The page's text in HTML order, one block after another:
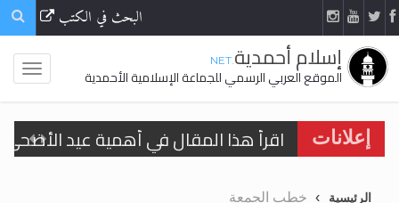
البحث في الكتب
إسلام أحمدية.NET
الموقع العربي الرسمي للجماعة الإسلامية الأحمدية
إعلانات
اقرأ هذا المقال في أهمية عيد
الرئيسية خطب الجمعة